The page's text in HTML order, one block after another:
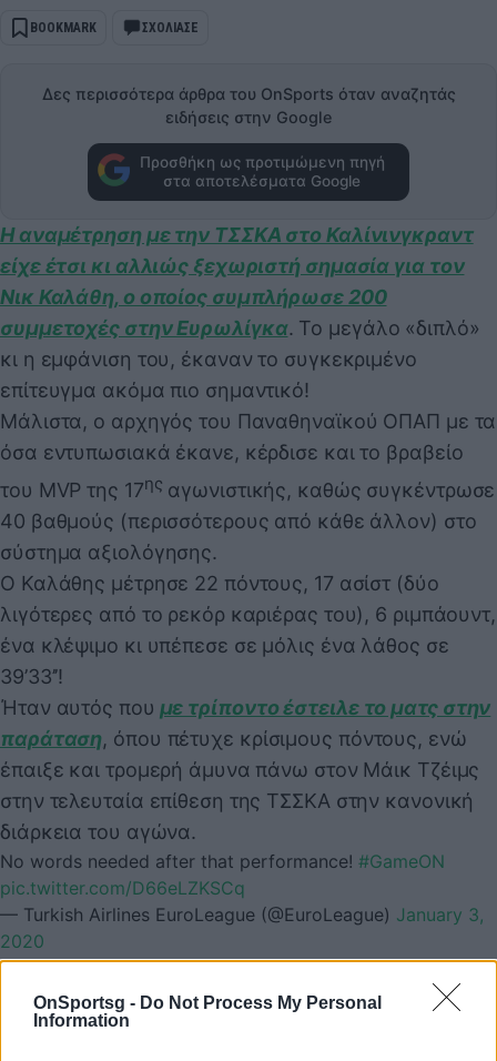
OnSportsg - Do Not Process My Personal
Information
BOOKMARK ΣΧΟΛΙΑΣΕ
Δες περισσότερα άρθρα του OnSports όταν αναζητάς
ειδήσεις στην Google
Προσθήκη ως προτιμώμενη πηγή
στα αποτελέσματα Google
Η αναμέτρηση με την ΤΣΣΚΑ στο Καλίνινγκραντ
είχε έτσι κι αλλιώς ξεχωριστή σημασία για τον
Νικ Καλάθη, ο οποίος συμπλήρωσε 200
συμμετοχές στην Ευρωλίγκα. Το μεγάλο «διπλό»
κι η εμφάνιση του, έκαναν το συγκεκριμένο
επίτευγμα ακόμα πιο σημαντικό!
Μάλιστα, ο αρχηγός του Παναθηναϊκού ΟΠΑΠ με τα
όσα εντυπωσιακά έκανε, κέρδισε και το βραβείο
του MVP της 17ης αγωνιστικής, καθώς συγκέντρωσε
40 βαθμούς (περισσότερους από κάθε άλλον) στο
σύστημα αξιολόγησης.
Ο Καλάθης μέτρησε 22 πόντους, 17 ασίστ (δύο
λιγότερες από το ρεκόρ καριέρας του), 6 ριμπάουντ,
ένα κλέψιμο κι υπέπεσε σε μόλις ένα λάθος σε
39’33’’!
Ήταν αυτός που με τρίποντο έστειλε το ματς στην
παράταση, όπου πέτυχε κρίσιμους πόντους, ενώ
έπαιξε και τρομερή άμυνα πάνω στον Μάικ Τζέιμς
στην τελευταία επίθεση της ΤΣΣΚΑ στην κανονική
διάρκεια του αγώνα.
No words needed after that performance! #GameON
pic.twitter.com/D66eLZKSCq
— Turkish Airlines EuroLeague (@EuroLeague) January 3,
2020
Nick Calathes Highlights 22 Pts & 17 Ast vs CSKA (part
#paobc #panathinaokos??☘️
pic.twitter.com/EY7VQokejG